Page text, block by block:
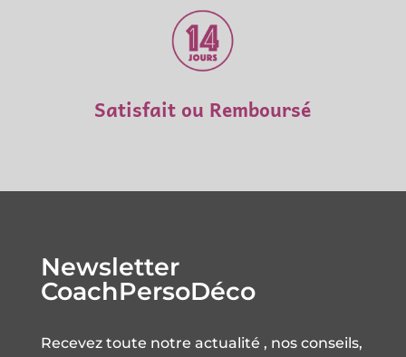
Satisfait ou Remboursé
Newsletter
CoachPersoDéco
Recevez toute notre actualité , nos conseils,